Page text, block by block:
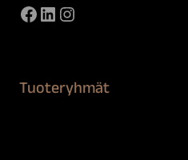
Facebook
LinkedIn
Instagram
Tuoteryhmät